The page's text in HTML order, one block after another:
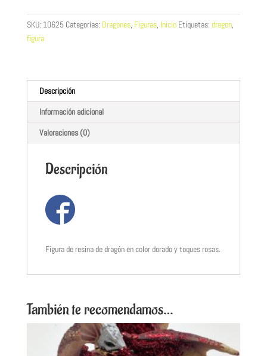
SKU: 10625 Categorías: Dragones, Figuras, Inicio Etiquetas: dragon,
figura
Descripción
Información adicional
Valoraciones (0)
Descripción
Figura de resina de dragón en color dorado y toques rosas.
También te recomendamos…